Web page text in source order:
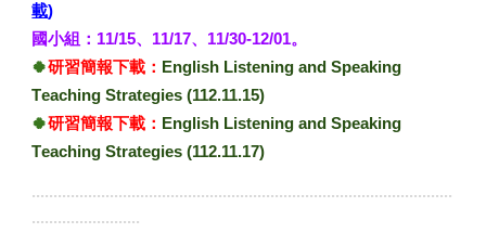
載)
國小組：11/15、11/17、11/30-12/01。
🍀研習簡報下載： English Listening and Speaking
TeachingStrategies (112.11.15)
🍀研習簡報下載： English Listening and Speaking
TeachingStrategies (112.11.17)
.................................................................................................
.........................